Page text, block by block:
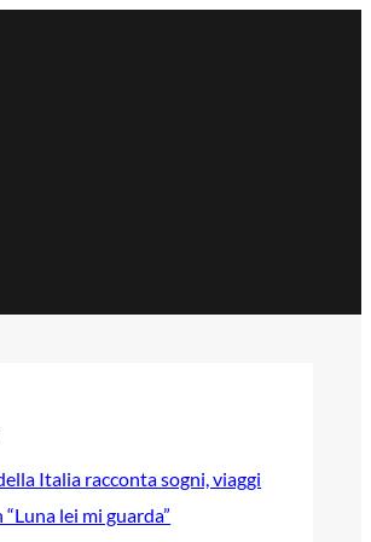
Italia racconta sogni, viaggi
lei mi guarda”